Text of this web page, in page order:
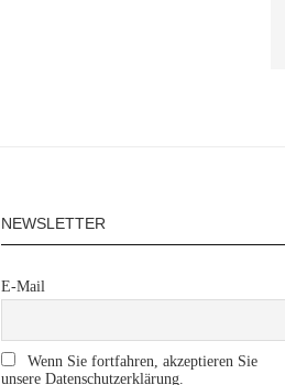
NEWSLETTER
E-Mail
Wenn Sie fortfahren, akzeptieren Sie
unsere Datenschutzerklärung.